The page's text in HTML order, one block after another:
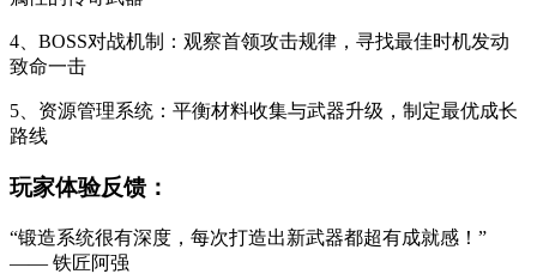
4、BOSS对战机制：观察首领攻击规律，寻找最佳时机发动
致命一击
5、资源管理系统：平衡材料收集与武器升级，制定最优成长
路线
玩家体验反馈：
“锻造系统很有深度，每次打造出新武器都超有成就感！”
—— 铁匠阿强